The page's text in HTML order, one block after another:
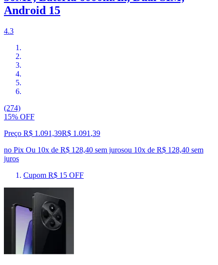
Android 15
4.3
(274)
15% OFF
Preço R$ 1.091,39R$ 1.091 ,39
no Pix Ou 10x de R$ 128,40 sem jurosou 10x de R$ 128,40 sem
juros
Cupom R$ 15 OFF